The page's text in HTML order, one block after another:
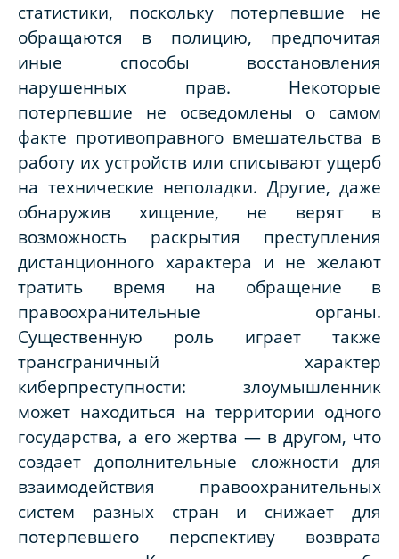
статистики, поскольку потерпевшие не
обращаются в полицию, предпочитая
иные способы восстановления
нарушенных прав. Некоторые
потерпевшие не осведомлены о самом
факте противоправного вмешательства в
работу их устройств или списывают ущерб
на технические неполадки. Другие, даже
обнаружив хищение, не верят в
возможность раскрытия преступления
дистанционного характера и не желают
тратить время на обращение в
правоохранительные органы.
Существенную роль играет также
трансграничный характер
киберпреступности: злоумышленник
может находиться на территории одного
государства, а его жертва — в другом, что
создает дополнительные сложности для
взаимодействия правоохранительных
систем разных стран и снижает для
потерпевшего перспективу возврата